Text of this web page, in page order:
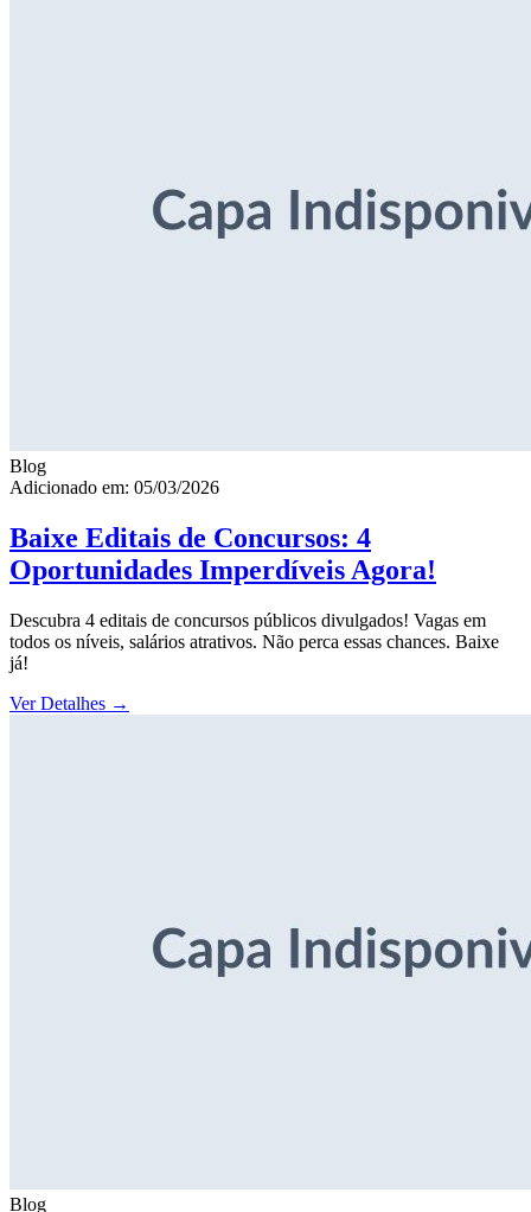
Blog
Adicionado em: 05/03/2026
Baixe Editais de Concursos: 4
Oportunidades Imperdíveis Agora!
Descubra 4 editais de concursos públicos divulgados! Vagas em
todos os níveis, salários atrativos. Não perca essas chances. Baixe
já!
Ver Detalhes →
Blog